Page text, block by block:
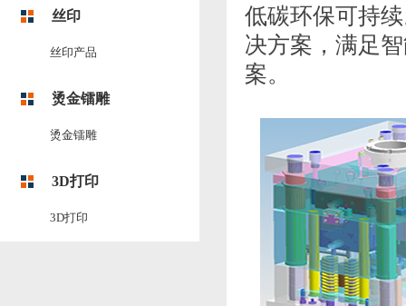
丝印
丝印产品
烫金镭雕
烫金镭雕
3D打印
3D打印
低碳环保可持
决方案，满足
案。